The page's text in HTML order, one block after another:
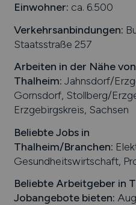
Einwohner: ca. 6.500
Verkehrsanbindungen:
Staatsstraße 257
Arbeiten in der Nähe von
Thalheim: Jahnsdorf/
Gornsdorf, Stollberg/
Erzgebirgskreis, Sachsen
Beliebte Jobs in
Thalheim/Branchen:
Gesundheitswirtschaft,
Beliebte Arbeitgeber in
Jobangebote bieten: